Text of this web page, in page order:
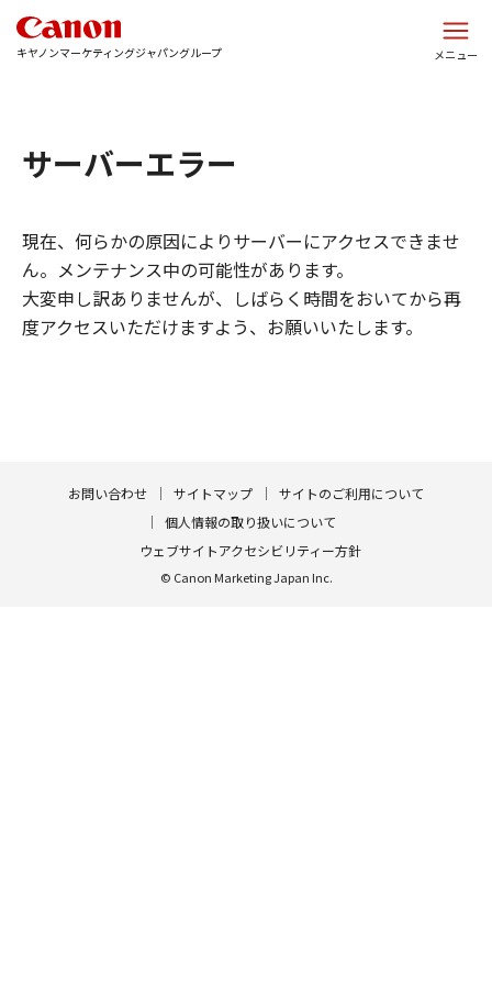
キヤノンマーケティングジャパングループ メニュー
サーバーエラー
現在、何らかの原因によりサーバーにアクセスできませ
ん。メンテナンス中の可能性があります。
大変申し訳ありませんが、しばらく時間をおいてから再
度アクセスいただけますよう、お願いいたします。
お問い合わせ サイトマップ
サイトのご利用について
個人情報の取り扱いについて
ウェブサイトアクセシビリティー方針
© Canon Marketing Japan Inc.